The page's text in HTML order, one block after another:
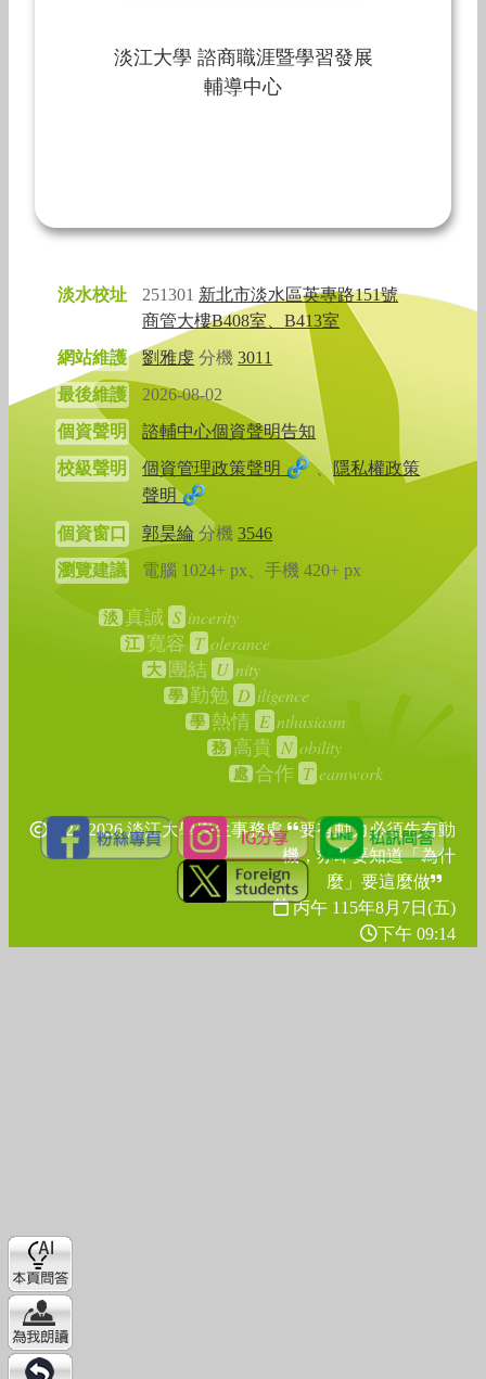
淡江大學 諮商職涯暨學習發展
輔導中心
淡水校址 251301 新北市淡水區英專路151號
商管大樓B408室、B413室
網站維護
劉雅虔 分機3011
最後維護
2026-08-02
個資聲明
諮輔中心個資聲明告知
校級聲明
個資管理政策聲明 、隱私權政策
聲明
個資窗口 郭昊綸 分機3546
瀏覽建議
電腦 1024+ px、手機 420+ px
淡 真誠 S incerity
江 寬容 T olerance
大 團結 U nity
學 勤勉 D iligence
學 熱情 E nthusiasm
務 高貴 N obility
處 合作 T eamwork
2024-2026 淡江大學學生事務處
要有動力必須先有動
機，亦即要知道「為什
麼」要這麼做
丙午 115年8月7日(五)
下午 09:14